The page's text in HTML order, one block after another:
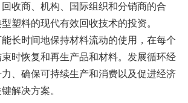
收商、机构、国际组织和分销商的合
塑料的现代有效回收技术的投资。
长时间地保持材料流动的使用，在每个
时恢复和再生产品和材料。发展循环经
、确保可持续生产和消费以及促进经济
解决方案。